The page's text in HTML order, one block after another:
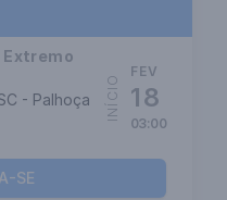
Extremo
- Palhoça
INÍCIO
FEV
18
03:00
SE